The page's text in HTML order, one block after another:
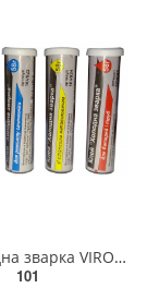
Клей холодна зварка VIROK, Для ремонту сантехніки, 58г. [36/180] 16V023
101